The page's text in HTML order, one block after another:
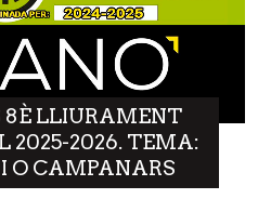
8È LLIURAMENT
2025-2026. TEMA:
I O CAMPANARS